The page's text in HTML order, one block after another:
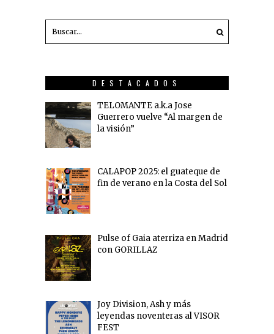
DESTACADOS
TELOMANTE a.k.a Jose
Guerrero vuelve “Al margen de
la visión”
CALAPOP 2025: el guateque de
fin de verano en la Costa del Sol
Pulse of Gaia aterriza en Madrid
con GORILLAZ
Joy Division, Ash y más
leyendas noventeras al VISOR
FEST